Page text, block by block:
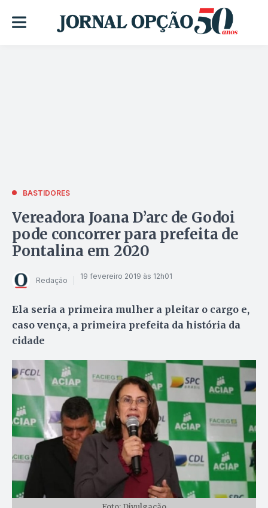
BASTIDORES
Vereadora Joana D’arc de Godoi
pode concorrer para prefeita de
Pontalina em 2020
Redação 19 fevereiro 2019 às 12h01
Ela seria a primeira mulher a pleitar o cargo e,
caso vença, a primeira prefeita da história da
cidade